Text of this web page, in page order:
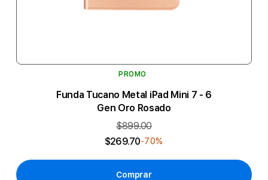
PROMO
Funda Tucano Metal iPad Mini 7 - 6
Gen Oro Rosado
$899.00
$269.70-70%
Comprar